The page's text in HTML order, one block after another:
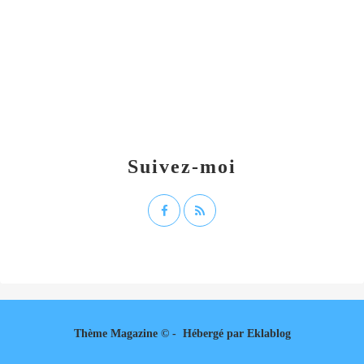
Suivez-moi
Thème Magazine © - Hébergé par Eklablog